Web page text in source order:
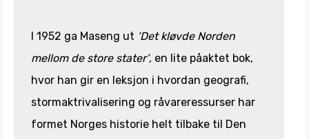
I 1952 ga Maseng ut ‘Det kløvde Norden
mellom de store stater’, en lite påaktet bok,
hvor han gir en leksjon i hvordan geografi,
stormaktrivalisering og råvareressurser har
formet Norges historie helt tilbake til Den